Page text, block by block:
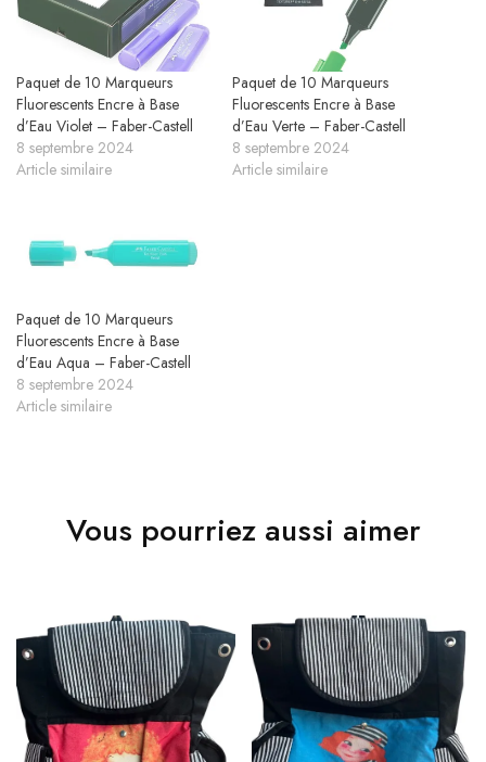
Paquet de 10 Marqueurs
Fluorescents Encre à Base
d’Eau Violet – Faber-Castell
8 septembre 2024
Article similaire
Paquet de 10 Marqueurs
Fluorescents Encre à Base
d’Eau Verte – Faber-Castell
8 septembre 2024
Article similaire
Paquet de 10 Marqueurs
Fluorescents Encre à Base
d’Eau Aqua – Faber-Castell
8 septembre 2024
Article similaire
Vous pourriez aussi aimer